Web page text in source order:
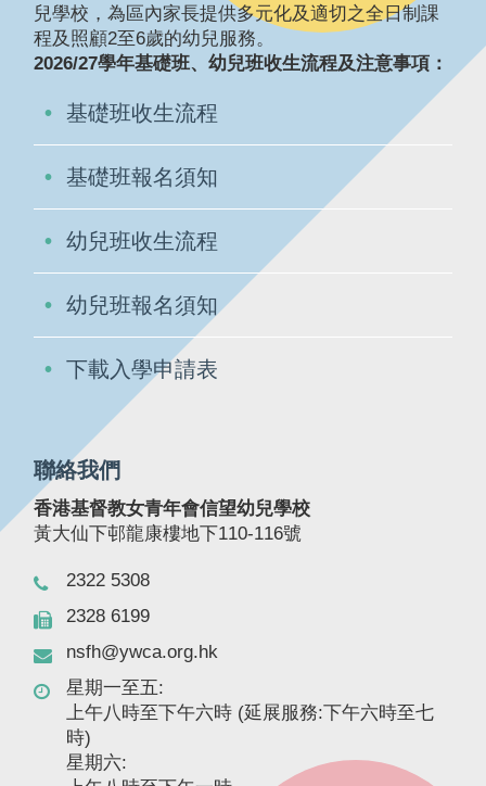
兒學校，為區內家長提供多元化及適切之全日制課
程及照顧2至6歲的幼兒服務。
2026/27學年基礎班、幼兒班收生流程及注意事項：
基礎班收生流程
基礎班報名須知
幼兒班收生流程
幼兒班報名須知
下載入學申請表
聯絡我們
香港基督教女青年會信望幼兒學校
黃大仙下邨龍康樓地下110-116號
2322 5308
2328 6199
nsfh@ywca.org.hk
星期一至五:
上午八時至下午六時 (延展服務:下午六時至七
時)
星期六: